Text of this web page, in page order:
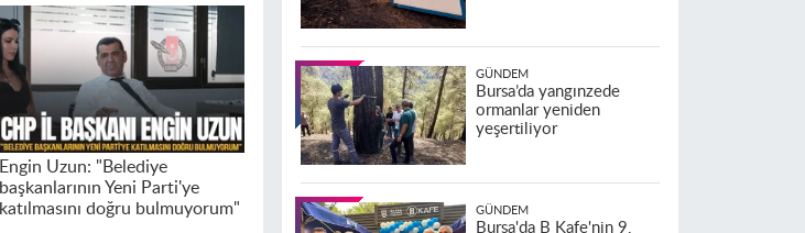
Engin Uzun: "Belediye
başkanlarının Yeni Parti'ye
katılmasını doğru bulmuyorum"
GÜNDEM
Bursa’da yangınzede
ormanlar yeniden
yeşertiliyor
GÜNDEM
Bursa'da B Kafe'nin 9.